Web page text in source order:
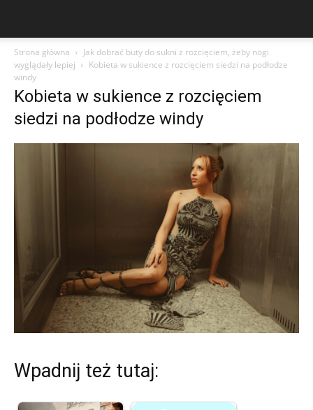
Strona główna
Jak dobrać buty do sukni z rozcięciem, żeby nogi
wyglądały lepiej
Kobieta w sukience z rozcięciem siedzi na podłodze
windy
Kobieta w sukience z rozcięciem
siedzi na podłodze windy
Wpadnij też tutaj: